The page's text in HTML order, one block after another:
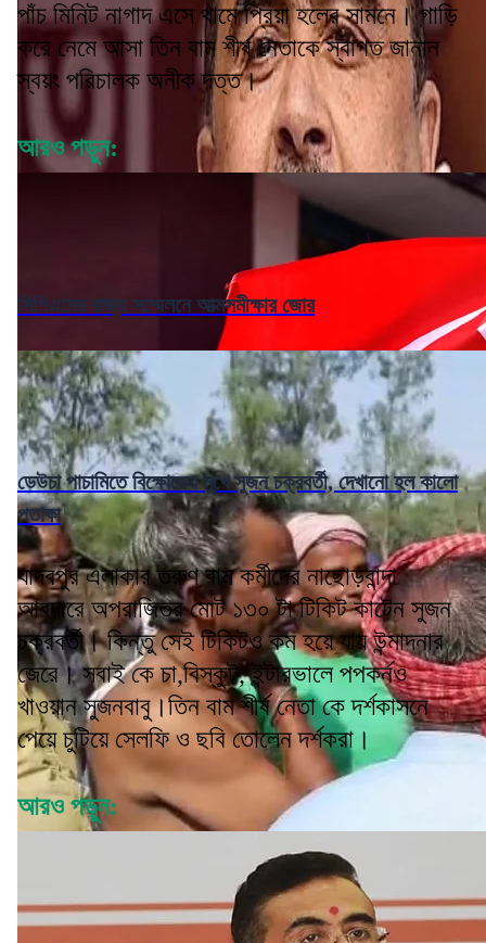
পাঁচ মিনিট নাগাদ এসে থামে প্রিয়া হলের সামনে। গাড়ি
করে নেমে আসা তিন বাম শীর্ষ নেতাকে স্বাগত জানান
স্বয়ং পরিচালক অনীক দত্ত।
আরও পড়ুন:
সিপিএমের রাজ্য সম্মেলনে আত্মসমীক্ষার জোর
ডেউচা পাচামিতে বিক্ষোভের মুখে সুজন চক্রবর্তী, দেখানো হল কালো
পতাকা
যাদবপুর এলাকার তরুণ বাম কর্মীদের নাছোড়বান্দা
আবদারে অপরাজিতর মোট ১৩০ টা টিকিট কাটেন সুজন
চক্রবর্তী। কিন্তু সেই টিকিটও কম হয়ে যায় উন্মাদনার
জেরে। সবাই কে চা,বিস্কুট, ইন্টারভালে পপকর্নও
খাওয়ান সুজনবাবু।তিন বাম শীর্ষ নেতা কে দর্শকাসনে
পেয়ে চুটিয়ে সেলফি ও ছবি তোলেন দর্শকরা।
আরও পড়ুন: